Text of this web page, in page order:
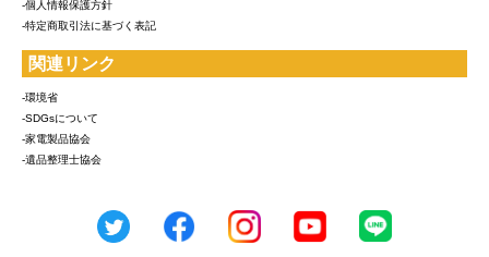
-個人情報保護方針
-特定商取引法に基づく表記
関連リンク
-環境省
-SDGsについて
-家電製品協会
-遺品整理士協会